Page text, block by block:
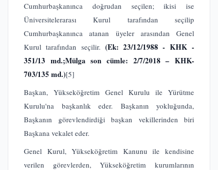
Cumhurbaşkanınca doğrudan seçilen; ikisi ise
Üniversitelerarası Kurul tarafından seçilip
Cumhurbaşkanınca atanan üyeler arasından Genel
Kurul tarafından seçilir. (Ek: 23/12/1988 - KHK -
351/13 md.;Mülga son cümle: 2/7/2018 – KHK-
703/135 md.)[5]
Başkan, Yükseköğretim Genel Kurulu ile Yürütme
Kurulu'na başkanlık eder. Başkanın yokluğunda,
Başkanın görevlendirdiği başkan vekillerinden biri
Başkana vekalet eder.
Genel Kurul, Yükseköğretim Kanunu ile kendisine
verilen görevlerden, Yükseköğretim kurumlarının